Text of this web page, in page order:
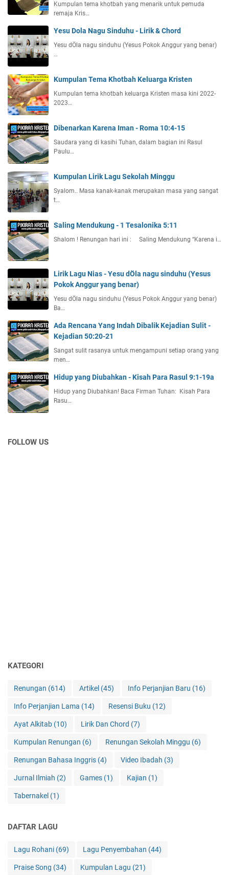
Kumpulan tema khotbah yang menarik untuk pemuda
remaja Kris…
Yesu Dola Nagu Sinduhu - Lirik & Chord
Yesu dÖla nagu sinduhu (Yesus Pokok Anggur yang benar)
…
Kumpulan Tema Khotbah Keluarga Kristen
Kumpulan tema khotbah keluarga Kristen masa kini 2022-
2023…
Dibenarkan Karena Iman - Roma 10:4-15
Saudara yang di kasihi Tuhan, dalam bagian ini Rasul
Paulu…
Kumpulan Lirik Lagu Sekolah Minggu
Syalom.. Masa kanak-kanak merupakan masa yang sangat
t…
Saling Mendukung - 1 Tesalonika 5:11
Shalom ! Renungan hari ini : Saling Mendukung “Karena i…
Lirik Lagu Nias - Yesu dÖla nagu sinduhu (Yesus
Pokok Anggur yang benar)
Yesu dÖla nagu sinduhu (Yesus Pokok Anggur yang benar)
Ba…
Ada Rencana Yang Indah Dibalik Kejadian Sulit -
Kejadian 50:20-21
Sangat sulit rasanya untuk mengampuni setiap orang yang
men…
Hidup yang Diubahkan - Kisah Para Rasul 9:1-19a
Hidup yang Diubahkan! Baca Firman Tuhan: Kisah Para
Rasu…
FOLLOW US
KATEGORI
Renungan (614) Artikel (45) Info Perjanjian Baru (16)
Info Perjanjian Lama (14) Resensi Buku (12)
Ayat Alkitab (10) Lirik Dan Chord (7)
Kumpulan Renungan (6) Renungan Sekolah Minggu (6)
Renungan Bahasa Inggris (4) Video Ibadah (3)
Jurnal Ilmiah (2) Games (1) Kajian (1)
Tabernakel (1)
DAFTAR LAGU
Lagu Rohani (69) Lagu Penyembahan (44)
Praise Song (34) Kumpulan Lagu (21)